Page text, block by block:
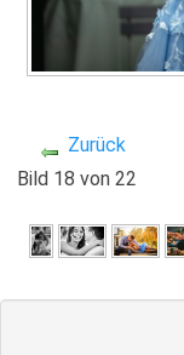
Zurück
Bild 18 von 22